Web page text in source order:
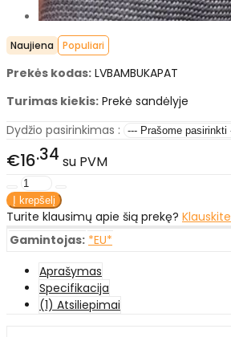
Naujiena Populiari
Prekės kodas: LVBAMBUKAPAT
Turimas kiekis: Prekė sandėlyje
Dydžio pasirinkimas :
€16 34 su PVM
Turite klausimų apie šią prekę? Klauskite
Gamintojas: *EU*
Aprašymas
Specifikacija
(1) Atsiliepimai